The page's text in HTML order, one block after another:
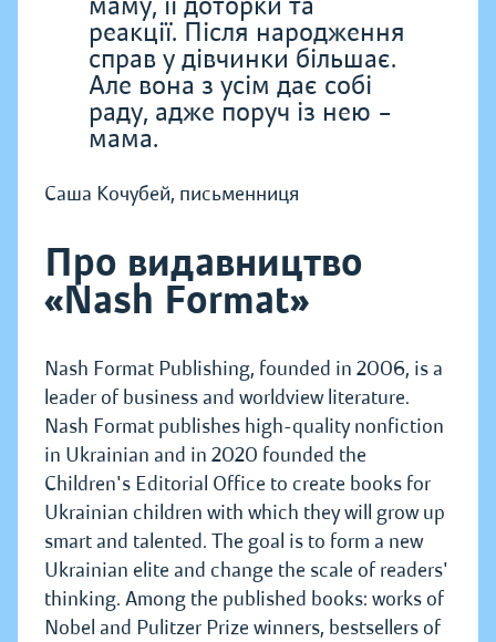
реакції. Після народження
справ у дівчинки більшає.
Але вона з усім дає собі
раду, адже поруч із нею –
мама.
Саша Кочубей, письменниця
Про видавництво
«Nash Format»
Nash Format Publishing, founded in 2006, is a
leader of business and worldview literature.
Nash Format publishes high-quality nonfiction
in Ukrainian and in 2020 founded the
Children's Editorial Office to create books for
Ukrainian children with which they will grow up
smart and talented. The goal is to form a new
Ukrainian elite and change the scale of readers'
thinking. Among the published books: works of
Nobel and Pulitzer Prize winners, bestsellers of